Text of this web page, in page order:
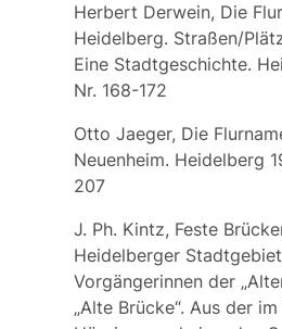
Herbert Derwein, Die
Heidelberg. Straßen/
Eine Stadtgeschichte.
Nr. 168-172
Otto Jaeger, Die
Neuenheim. Heidelberg
207
J. Ph. Kintz, Feste
Heidelberger
Vorgängerinnen der
„Alte Brücke“. Aus der